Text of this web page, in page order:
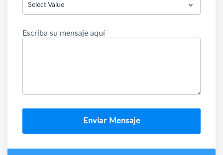
Select Value
Escriba su mensaje aquí
Enviar Mensaje